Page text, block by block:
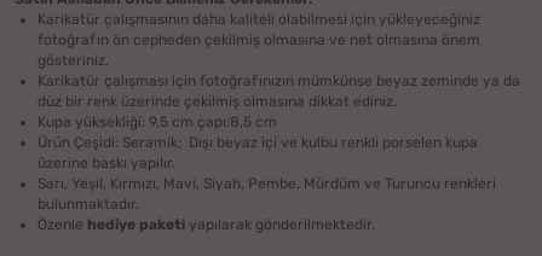
Karikatür çalışmasının daha kaliteli olabilmesi için yükleyeceğiniz
fotoğrafın ön cepheden çekilmiş olmasına ve net olmasına önem
gösteriniz.
Karikatür çalışması için fotoğrafınızın mümkünse beyaz zeminde ya da
düz bir renk üzerinde çekilmiş olmasına dikkat ediniz.
Kupa yüksekliği: 9,5 cm çapı:8,5 cm
Ürün Çeşidi: Seramik; Dışı beyaz içi ve kulbu renkli porselen kupa
üzerine baskı yapılır.
Sarı, Yeşil, Kırmızı, Mavi, Siyah, Pembe, Mürdüm ve Turuncu renkleri
bulunmaktadır.
Özenle hediye paketi yapılarak gönderilmektedir.